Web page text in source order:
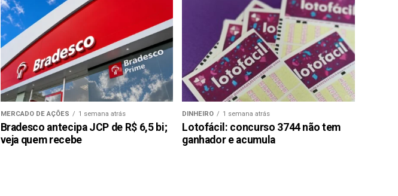
MERCADO DE AÇÕES 1 semana atrás
Bradesco antecipa JCP de R$ 6,5 bi;
veja quem recebe
DINHEIRO 1 semana atrás
Lotofácil: concurso 3744 não tem
ganhador e acumula